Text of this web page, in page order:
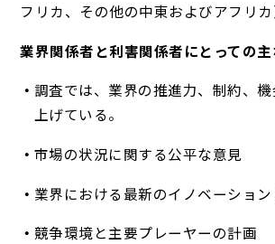
フリカ、その他の中東およびアフリカ
業界関係者と利害関係者にとっての
調査では、業界の推進力、制約、
上げている。
市場の状況に関する公平な意見
業界における最新のイノベーショ
競争環境と主要プレーヤーの計画